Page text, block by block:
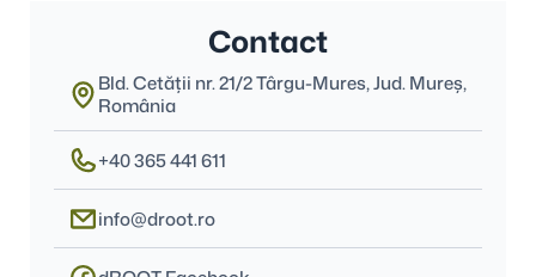
Contact
Bld. Cetății nr. 21/2 Târgu-Mures, Jud. Mureş,
România
+40 365 441 611
info@droot.ro